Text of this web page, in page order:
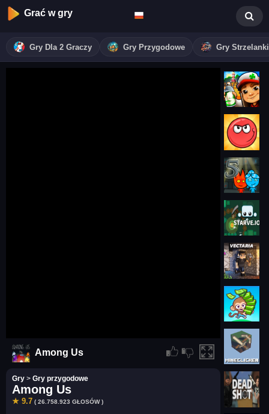
Grać w gry
Gry Dla 2 Graczy Gry Przygodowe Gry Strzelanki
Among Us
Gry > Gry przygodowe
Among Us
★ 9.7 ( 26.758.923 GŁOSÓW )